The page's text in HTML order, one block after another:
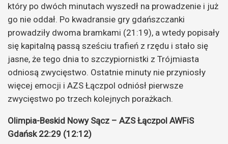
który po dwóch minutach wyszedł na prowadzenie i już
go nie oddał. Po kwadransie gry gdańszczanki
prowadziły dwoma bramkami (21:19), a wtedy popisały
się kapitalną passą sześciu trafień z rzędu i stało się
jasne, że tego dnia to szczypiornistki z Trójmiasta
odniosą zwycięstwo. Ostatnie minuty nie przyniosły
więcej emocji i AZS Łączpol odniósł pierwsze
zwycięstwo po trzech kolejnych porażkach.
Olimpia-Beskid Nowy Sącz – AZS Łączpol AWFiS
Gdańsk 22:29 (12:12)